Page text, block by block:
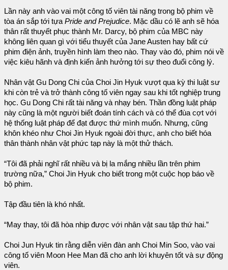
Lần này anh vào vai một công tố viên tài năng trong bộ phim về
tòa án sắp tới tựa Pride and Prejudice. Mặc dầu có lẽ anh sẽ hóa
thân rất thuyết phục thành Mr. Darcy, bộ phim của MBC này
không liên quan gì với tiểu thuyết của Jane Austen hay bất cứ
phim điện ảnh, truyền hình làm theo nào. Thay vào đó, phim nói về
việc kiêu hãnh và định kiến ảnh hưởng tới sự theo đuổi công lý.
Nhân vật Gu Dong Chi của Choi Jin Hyuk vượt qua kỳ thi luật sư
khi còn trẻ và trở thành công tố viên ngay sau khi tốt nghiệp trung
học. Gu Dong Chi rất tài năng và nhạy bén. Thần đồng luật pháp
này cũng là một người biết đoán tính cách và có thể đùa cợt với
hệ thống luật pháp để đạt được thứ mình muốn. Nhưng, cũng
khôn khéo như Choi Jin Hyuk ngoài đời thực, anh cho biết hóa
thân thành nhân vật phức tạp này là một thử thách.
“Tôi đã phải nghĩ rất nhiều và bị la mắng nhiều lần trên phim
trường nữa,” Choi Jin Hyuk cho biết trong một cuộc họp báo về
bộ phim.
Tập đầu tiên là khó nhất.
“May thay, tôi đã hòa nhịp được với nhân vật sau tập thứ hai.”
Choi Jun Hyuk tin rằng diễn viên đàn anh Choi Min Soo, vào vai
công tố viên Moon Hee Man đã cho anh lời khuyên tốt và sự động
viên.